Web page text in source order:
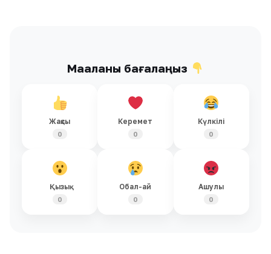
Мақаланы бағалаңыз
Жақсы
0
Керемет
0
Күлкілі
0
Қызық
0
Обал-ай
0
Ашулы
0